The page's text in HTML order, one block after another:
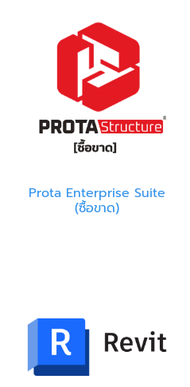
Prota Enterprise Suite
(ซื้อขาด)